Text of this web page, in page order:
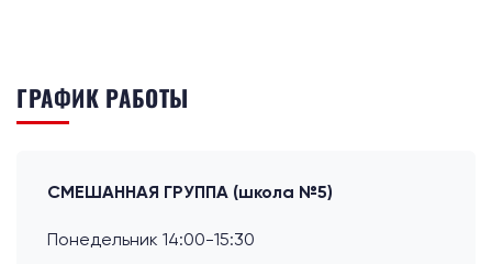
ГРАФИК РАБОТЫ
СМЕШАННАЯ ГРУППА (школа №5)
Понедельник 14:00-15:30